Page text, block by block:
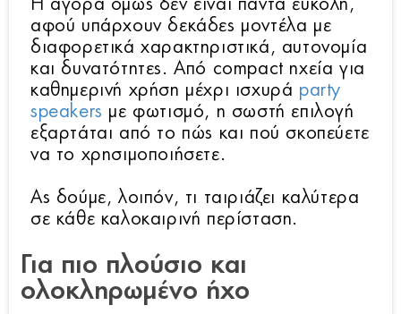
Η αγορά όμως δεν είναι πάντα εύκολη,
αφού υπάρχουν δεκάδες μοντέλα με
διαφορετικά χαρακτηριστικά, αυτονομία
και δυνατότητες. Από compact ηχεία για
καθημερινή χρήση μέχρι ισχυρά party
speakers με φωτισμό, η σωστή επιλογή
εξαρτάται από το πώς και πού σκοπεύετε
να το χρησιμοποιήσετε.
Ας δούμε, λοιπόν, τι ταιριάζει καλύτερα
σε κάθε καλοκαιρινή περίσταση.
Για πιο πλούσιο και
ολοκληρωμένο ήχο